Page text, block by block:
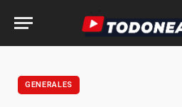
GENERALES